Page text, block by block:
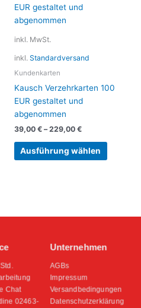
inkl. MwSt.
inkl. Standardversand
Kundenkarten
Kausch Verzehrkarten 100
EUR gestaltet und
abgenommen
39,00 € –229,00 €
Ausführung wählen
Optionen
werden
Chat
02463-
Unternehmen
AGBs
Impressum
Versandbedingungen
Datenschutzerklärung